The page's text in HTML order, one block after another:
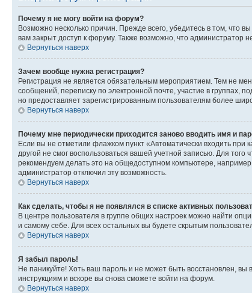
Почему я не могу войти на форум?
Возможно несколько причин. Прежде всего, убедитесь в том, что
вам закрыт доступ к форуму. Также возможно, что
Вернуться наверх
Зачем вообще нужна регистрация?
Регистрация не является обязательным мероприятием. Тем не
сообщений, переписку по электронной почте, участие в группах,
но предоставляет зарегистрированным пользователям более
Вернуться наверх
Почему мне периодически приходится заново вводить имя и
Если вы не отметили флажком пункт «Автоматически входить
другой не смог воспользоваться вашей учетной записью. Для
рекомендуем делать это на общедоступном компьютере, например
администратор отключил эту возможность.
Вернуться наверх
Как сделать, чтобы я не появлялся в списке активных
В центре пользователя в группе общих настроек можно найти
и самому себе. Для всех остальных вы будете скрытым
Вернуться наверх
Я забыл пароль!
Не паникуйте! Хоть ваш пароль и не может быть восстановлен,
инструкциям и вскоре вы снова сможете войти на форум.
Вернуться наверх